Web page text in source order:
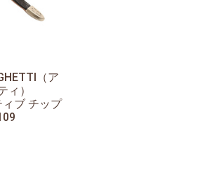
（ア
ィ）
ブ チップ